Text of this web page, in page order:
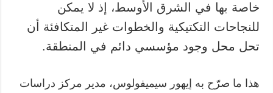
خاصة بها في الشرق الأوسط، إذ لا يمكن
للنجاحات التكتيكية والخطوات غير المتكافئة أن
تحل محل وجود مؤسسي دائم في المنطقة.
هذا ما صرّح به إيهور سيميفولوس، مدير مركز دراسات